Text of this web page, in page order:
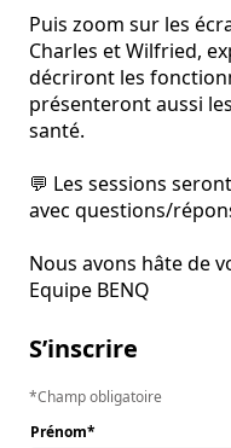
Puis zoom sur les
Charles et Wilfried,
décriront les
présenteront aussi
santé.
💬 Les sessions
avec questions/
Nous avons hâte de
Equipe BENQ
S’inscrire
Champ obligatoire
Prénom